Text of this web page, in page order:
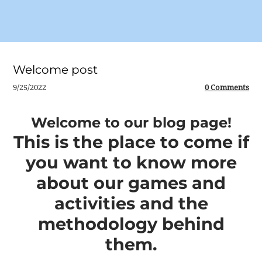
Welcome post
9/25/2022 0 Comments
Welcome to our blog page!
This is the place to come if
you want to know more
about our games and
activities and the
methodology behind
them.